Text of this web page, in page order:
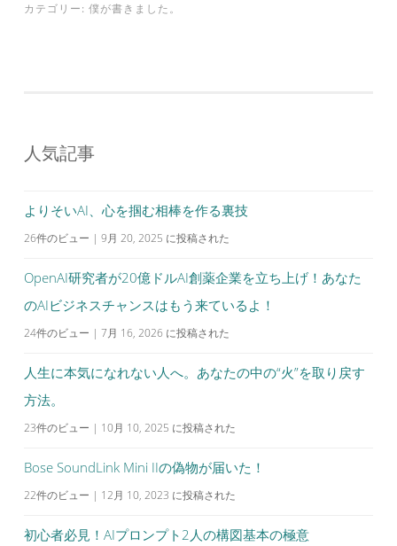
カテゴリー: 僕が書きました。
人気記事
よりそいAI、心を掴む相棒を作る裏技
26件のビュー | 9月 20, 2025 に投稿された
OpenAI研究者が20億ドルAI創薬企業を立ち上げ！あなた
のAIビジネスチャンスはもう来ているよ！
24件のビュー | 7月 16, 2026 に投稿された
人生に本気になれない人へ。あなたの中の“火”を取り戻す
方法。
23件のビュー | 10月 10, 2025 に投稿された
Bose SoundLink Mini IIの偽物が届いた！
22件のビュー | 12月 10, 2023 に投稿された
初心者必見！AIプロンプト2人の構図基本の極意